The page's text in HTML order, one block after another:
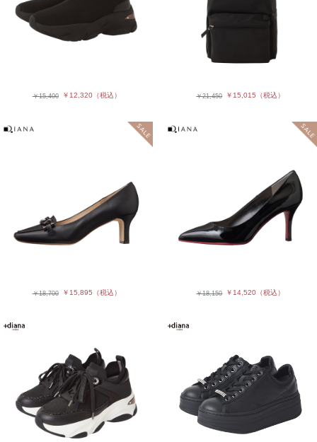
￥15,400 ￥12,320（税込） ￥21,450 ￥15,015 （税込）
￥18,700 ￥15,895 （税込） ￥18,150 ￥14,520 （税込）